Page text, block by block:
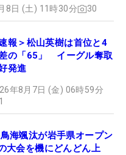
8日 (土) 11時30分 30
報＞松山英樹は首位と4
の「65」 イーグル奪取
発進
年8月7日 (金) 06時59分
1
海颯汰が岩手県オープン
大会を機にどんどん上